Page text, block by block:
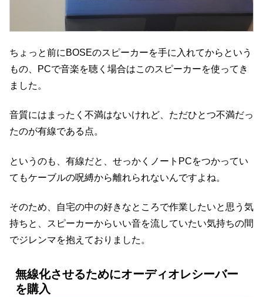
ちょっと前にBOSEのスピーカーを手に入れてからという
もの、PCで音楽を聴く場合はこのスピーカーを使ってき
ました。
音質にはまったく不満はないけれど、ただひとつ不満だっ
たのが有線である点。
というのも、有線だと、せっかくノートPCをつかってい
てもケーブルの呪縛から離れられないんですよね。
そのため、自宅の中の好きなところで作業したいと思う気
持ちと、スピーカーからいい音を流していたい気持ちの間
でジレンマを抱えておりました。
無線化させるためにオーディオレシーバー
を購入